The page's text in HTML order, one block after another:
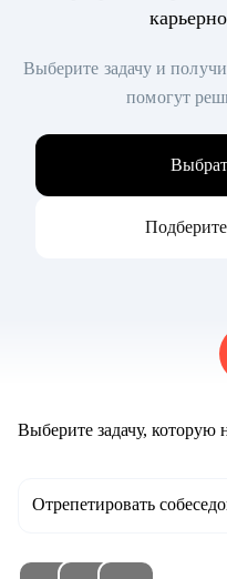
Выберите задачу и
помогут
Выберите задачу, которую
Отрепетировать